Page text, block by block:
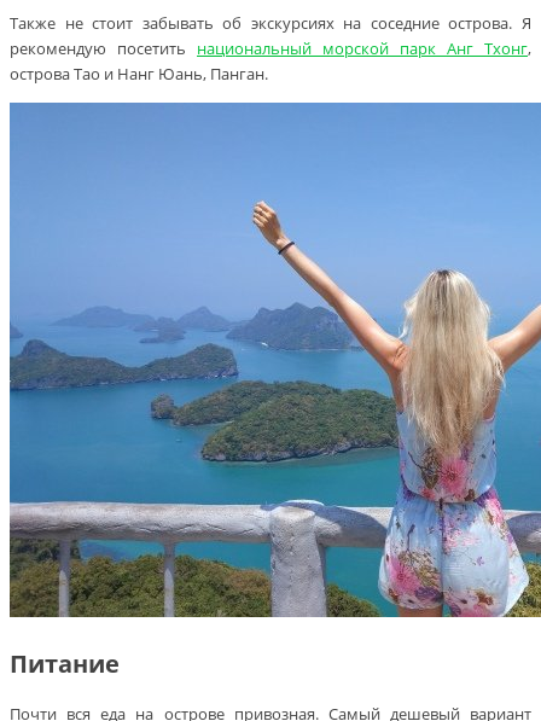
Также не стоит забывать об экскурсиях на соседние острова. Я
рекомендую посетить национальный морской парк Анг Тхонг,
острова Тао и Нанг Юань, Панган.
Питание
Почти вся еда на острове привозная. Самый дешевый вариант